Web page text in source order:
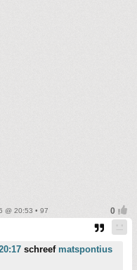
@ 20:53 • 97
schreef matspontius